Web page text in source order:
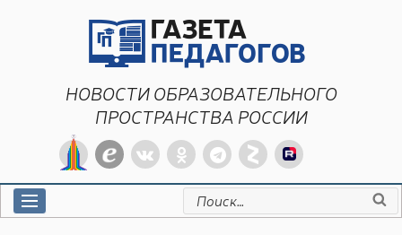
НОВОСТИ ОБРАЗОВАТЕЛЬНОГО
ПРОСТРАНСТВА РОССИИ
Искать: